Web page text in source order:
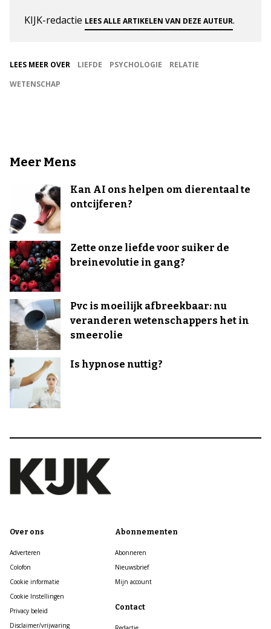
KIJK-redactie LEES ALLE ARTIKELEN VAN DEZE AUTEUR.
LEES MEER OVER LIEFDE PSYCHOLOGIE
RELATIE
WETENSCHAP
Meer Mens
Kan AI ons helpen om dierentaal te
ontcijferen?
Zette onze liefde voor suiker de
breinevolutie in gang?
Pvc is moeilijk afbreekbaar: nu
veranderen wetenschappers het in
smeerolie
Is hypnose nuttig?
Over ons
Adverteren
Colofon
Cookie informatie
Cookie Instellingen
Privacy beleid
Disclaimer/vrijwaring
Abonnementen
Abonneren
Nieuwsbrief
Mijn account
Contact